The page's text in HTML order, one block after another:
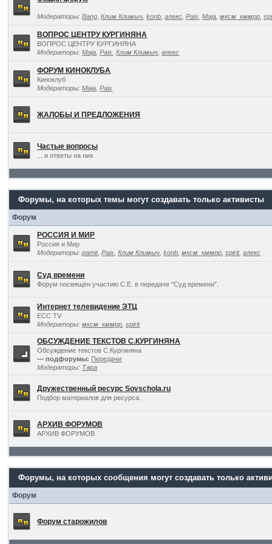
Модераторы:Bang ,Клим Климыч ,konb ,алекс ,Paix ,Maja ,мксм_кммрр ,
ВОПРОС ЦЕНТРУ КУРГИНЯНА
ВОПРОС ЦЕНТРУ КУРГИНЯНА
Модераторы:Maja ,Paix ,Клим Климыч ,алекс
ФОРУМ КИНОКЛУБА
Киноклуб
Модераторы:Maja ,Paix
ЖАЛОБЫ И ПРЕДЛОЖЕНИЯ
Частые вопросы
... и ответы на них
Форумы, на которых темы могут создавать только активисты
Форум
РОССИЯ И МИР
Россия и Мир
Модераторы:pamir,Paix ,Клим Климыч ,konb ,мксм_кммрр ,spirit,алекс
Суд времени
Форум посвящён участию С.Е. в передаче "Суд времени".
Интернет телевидение ЭТЦ
ECC TV
Модераторы:мксм_кммрр ,spirit
ОБСУЖДЕНИЕ ТЕКСТОВ С.КУРГИНЯНА
Обсуждение текстов С.Кургиняна
— подфорумы: Передачи
Модераторы: Тара
Дружественный ресурс Sovschola.ru
Подбор материалов для ресурса.
АРХИВ ФОРУМОВ
АРХИВ ФОРУМОВ
Форумы, на которых сообщения могут создавать только
Форум
Форум старожилов